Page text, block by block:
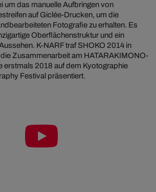
um das manuelle Aufbringen von
auf Giclée-Drucken, um die
Fotografie zu erhalten. Es
Oberflächenstruktur und ein
K-NARF traf SHOKO 2014 in
Zusammenarbeit am HATARAKIMONO-
erstmals 2018 auf dem Kyotographie
Festival präsentiert.